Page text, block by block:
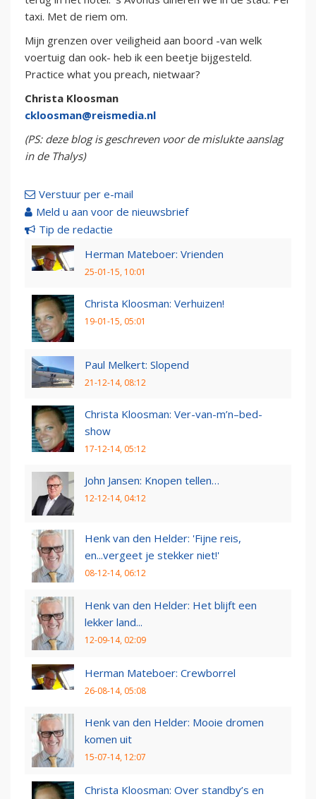
taxi. Met de riem om.
Mijn grenzen over veiligheid aan boord -van welk
voertuig dan ook- heb ik een beetje bijgesteld.
Practice what you preach, nietwaar?
Christa Kloosman
ckloosman@reismedia.nl
(PS: deze blog is geschreven voor de mislukte aanslag
in de Thalys)
Verstuur per e-mail
Meld u aan voor de nieuwsbrief
Tip de redactie
Herman Mateboer: Vrienden
25-01-15, 10:01
Christa Kloosman: Verhuizen!
19-01-15, 05:01
Paul Melkert: Slopend
21-12-14, 08:12
Christa Kloosman: Ver-van-m’n–bed-
show
17-12-14, 05:12
John Jansen: Knopen tellen…
12-12-14, 04:12
Henk van den Helder: 'Fijne reis,
en...vergeet je stekker niet!'
08-12-14, 06:12
Henk van den Helder: Het blijft een
lekker land...
12-09-14, 02:09
Herman Mateboer: Crewborrel
26-08-14, 05:08
Henk van den Helder: Mooie dromen
komen uit
15-07-14, 12:07
Christa Kloosman: Over standby’s en